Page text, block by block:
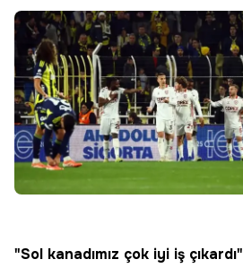
"Sol kanadımız çok iyi iş çıkardı"